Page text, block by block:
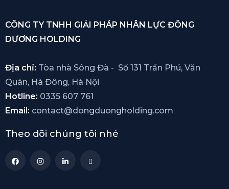
CÔNG TY TNHH GIẢI PHÁP NHÂN LỰC ĐÔNG
DƯƠNG HOLDING
Địa chỉ: Tòa nhà Sông Đà - Số 131 Trần Phú, Văn
Quán, Hà Đông, Hà Nội
Hotline: 0335 607 761
Email: contact@dongduongholding.com
Theo dõi chúng tôi nhé